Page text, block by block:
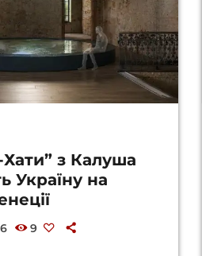
з Калуша
Україну на
9